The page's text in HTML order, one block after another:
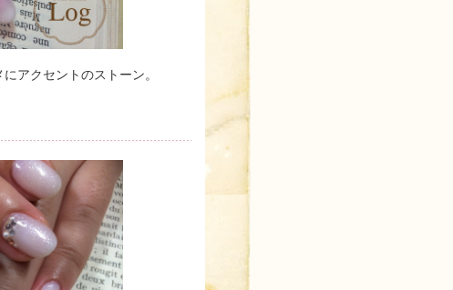
アクセントのストーン。